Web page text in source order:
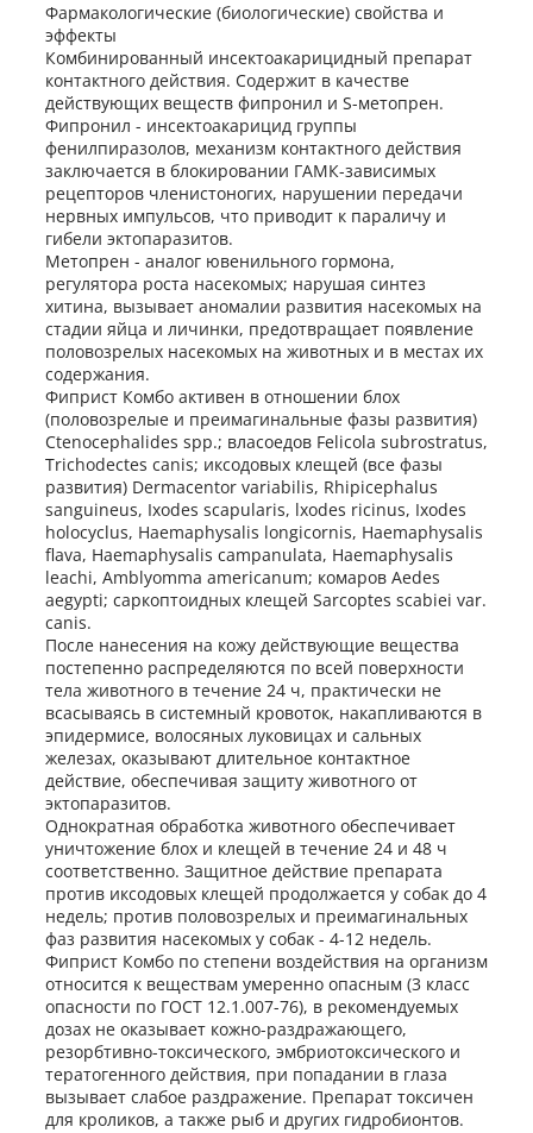
Фармакологические (биологические) свойства и
эффекты
Комбинированный инсектоакарицидный препарат
контактного действия. Содержит в качестве
действующих веществ фипронил и S-метопрен.
Фипронил - инсектоакарицид группы
фенилпиразолов, механизм контактного действия
заключается в блокировании ГАМК-зависимых
рецепторов членистоногих, нарушении передачи
нервных импульсов, что приводит к параличу и
гибели эктопаразитов.
Метопрен - аналог ювенильного гормона,
регулятора роста насекомых; нарушая синтез
хитина, вызывает аномалии развития насекомых на
стадии яйца и личинки, предотвращает появление
половозрелых насекомых на животных и в местах их
содержания.
Фиприст Комбо активен в отношении блох
(половозрелые и преимагинальные фазы развития)
Ctenocephalides spp.; власоедов Felicola subrostratus,
Trichodectes canis; иксодовых клещей (все фазы
развития) Dermacentor variabilis, Rhipicephalus
sanguineus, Ixodes scapularis, lxodes ricinus, Ixodes
holocyclus, Haemaphysalis longicornis, Haemaphysalis
flava, Haemaphysalis campanulata, Haemaphysalis
leachi, Amblyomma americanum; комаров Aedes
aegypti; саркоптоидных клещей Sarcoptes scabiei var.
canis.
После нанесения на кожу действующие вещества
постепенно распределяются по всей поверхности
тела животного в течение 24 ч, практически не
всасываясь в системный кровоток, накапливаются в
эпидермисе, волосяных луковицах и сальных
железах, оказывают длительное контактное
действие, обеспечивая защиту животного от
эктопаразитов.
Однократная обработка животного обеспечивает
уничтожение блох и клещей в течение 24 и 48 ч
соответственно. Защитное действие препарата
против иксодовых клещей продолжается у собак до 4
недель; против половозрелых и преимагинальных
фаз развития насекомых у собак - 4-12 недель.
Фиприст Комбо по степени воздействия на организм
относится к веществам умеренно опасным (3 класс
опасности по ГОСТ 12.1.007-76), в рекомендуемых
дозах не оказывает кожно-раздражающего,
резорбтивно-токсического, эмбриотоксического и
тератогенного действия, при попадании в глаза
вызывает слабое раздражение. Препарат токсичен
для кроликов, а также рыб и других гидробионтов.